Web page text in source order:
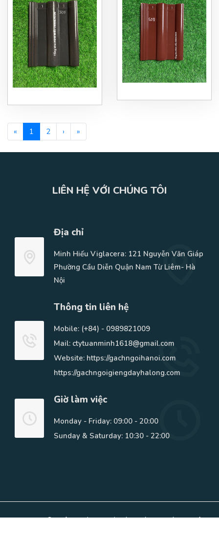
« 1 2 › »
LIÊN HỆ VỚI CHÚNG TÔI
Địa chỉ
Minh Hiếu Viglacera: 121 Nguyễn Văn Giáp
Phường Cầu Diễn Quận Nam Từ Liêm- Hà
Nội
Thông tin liên hệ
Mobile: (+84) - 0989821009
Mail: ctytuanminh1618@gmail.com
Website: https://gachngoihanoi.com
https://gachngoigiengdayhalong.com
Giờ làm việc
Monday - Friday: 09:00 - 20:00
Sunday & Saturday: 10:30 - 22:00
Copyright © Phân Phối Gạch ốp lát, ngói lợp, Đá tự Nhiên.